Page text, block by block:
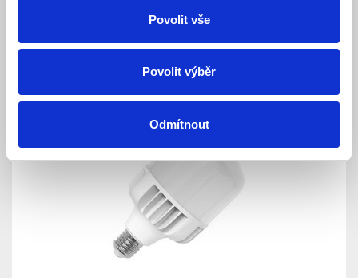
Povolit vše
Povolit výběr
Odmítnout